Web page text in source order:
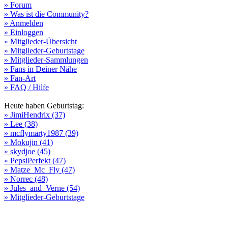
» Forum
» Was ist die Community?
» Anmelden
» Einloggen
» Mitglieder-Übersicht
» Mitglieder-Geburtstage
» Mitglieder-Sammlungen
» Fans in Deiner Nähe
» Fan-Art
» FAQ / Hilfe
Heute haben Geburtstag:
» JimiHendrix (37)
» Lee (38)
» mcflymarty1987 (39)
» Mokujin (41)
» skydjoe (45)
» PepsiPerfekt (47)
» Matze_Mc_Fly (47)
» Norrec (48)
» Jules_and_Verne (54)
» Mitglieder-Geburtstage